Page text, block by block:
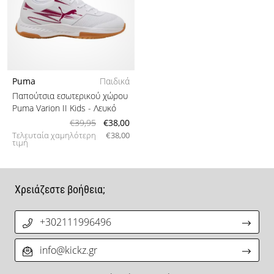
Puma
Παιδικά
Παπούτσια εσωτερικού χώρου
Puma Varion II Kids - Λευκό
€39,95
€38,00
Τελευταία χαμηλότερη
τιμή
€38,00
Χρειάζεστε βοήθεια;
+302111996496
info@kickz.gr